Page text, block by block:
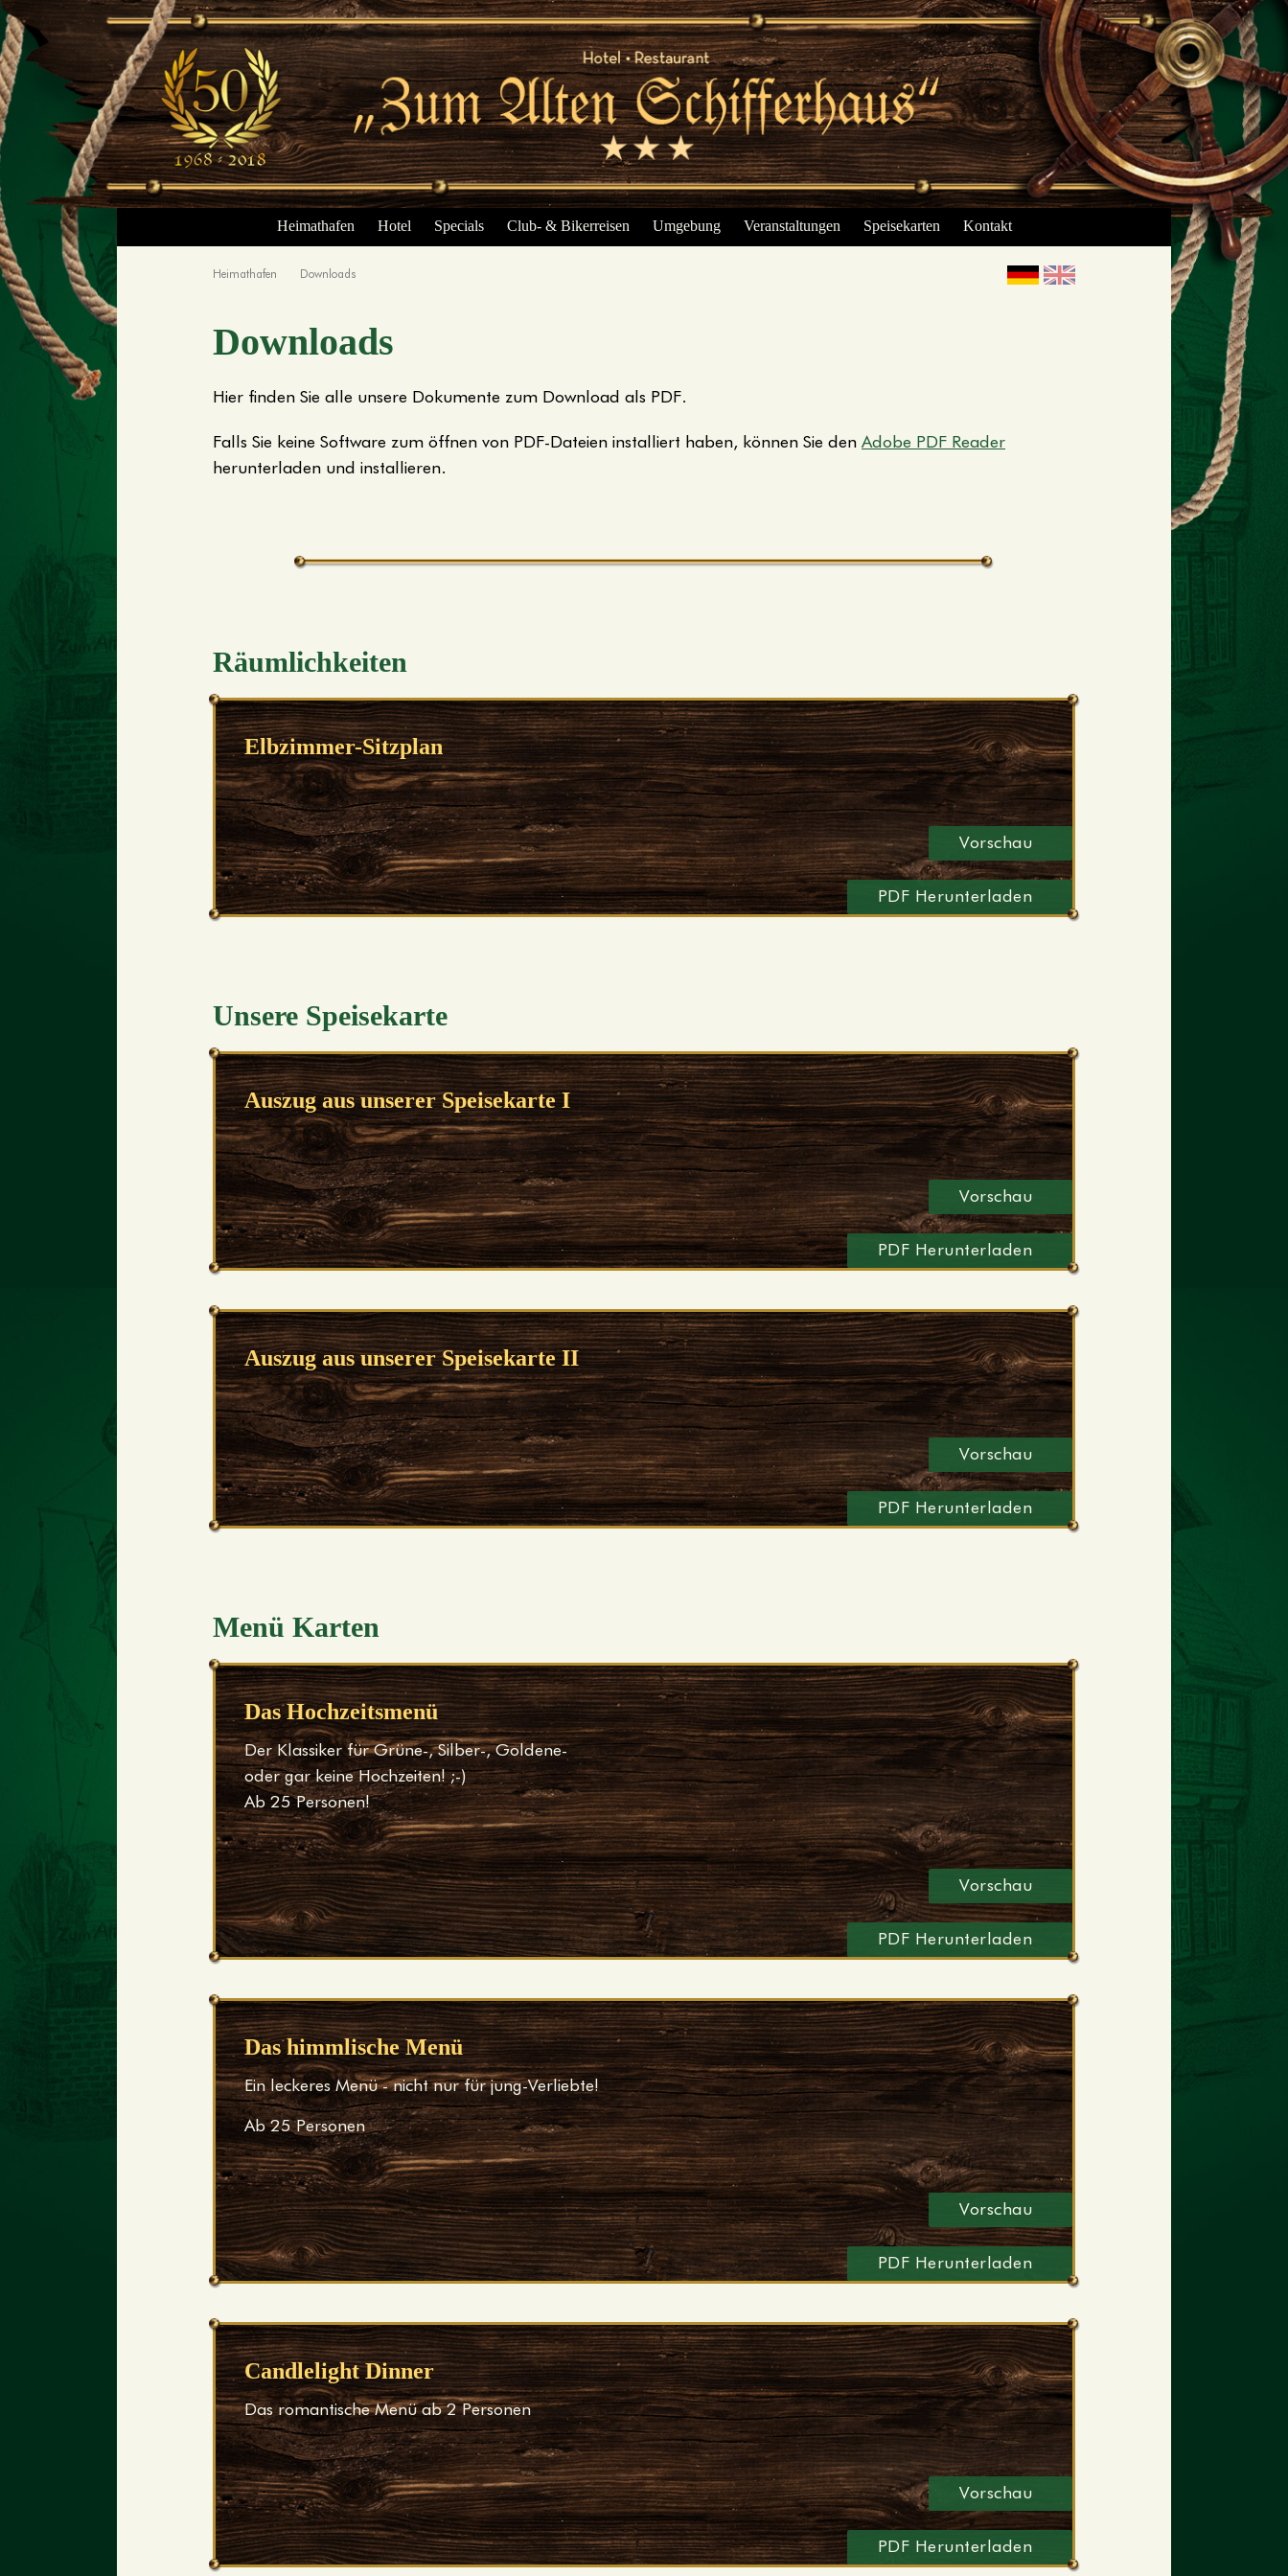
Heimathafen Hotel Specials Club- & Bikerreisen Umgebung Veranstaltungen Speisekarten Kontakt
Heimathafen Downloads
Deutsch
English
Downloads
Hier finden Sie alle unsere Dokumente zum Download als PDF.
Falls Sie keine Software zum öffnen von PDF-Dateien installiert haben, können Sie den Adobe PDF Reader
herunterladen und installieren.
Räumlichkeiten
Elbzimmer-Sitzplan
Vorschau
PDF Herunterladen
Unsere Speisekarte
Auszug aus unserer Speisekarte I
Vorschau
PDF Herunterladen
Auszug aus unserer Speisekarte II
Vorschau
PDF Herunterladen
Menü Karten
Das Hochzeitsmenü
Der Klassiker für Grüne-, Silber-, Goldene-
oder gar keine Hochzeiten! ;-)
Ab 25 Personen!
Vorschau
PDF Herunterladen
Das himmlische Menü
Ein leckeres Menü - nicht nur für jung-Verliebte!
Ab 25 Personen
Vorschau
PDF Herunterladen
Candlelight Dinner
Das romantische Menü ab 2 Personen
Vorschau
PDF Herunterladen